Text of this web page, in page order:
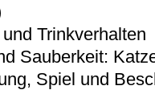
Trinkverhalten
Sauberkeit:
Spiel und